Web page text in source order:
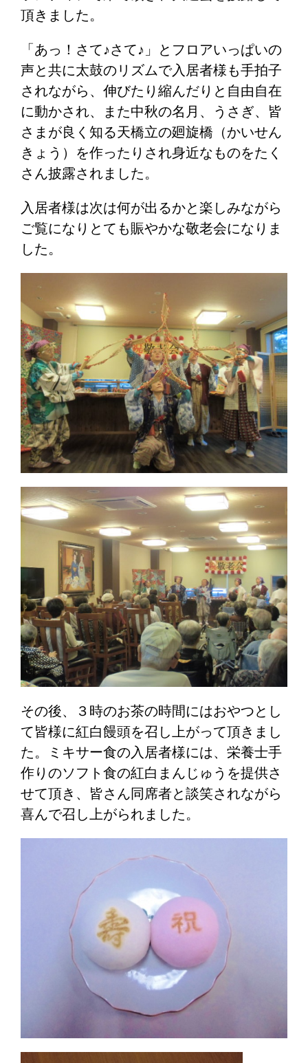
頂きました。
「あっ！さて♪さて♪」とフロアいっぱいの
声と共に太鼓のリズムで入居者様も手拍子
されながら、伸びたり縮んだりと自由自在
に動かされ、また中秋の名月、うさぎ、皆
さまが良く知る天橋立の廻旋橋（かいせん
きょう）を作ったりされ身近なものをたく
さん披露されました。
入居者様は次は何が出るかと楽しみながら
ご覧になりとても賑やかな敬老会になりま
した。
その後、３時のお茶の時間にはおやつとし
て皆様に紅白饅頭を召し上がって頂きまし
た。ミキサー食の入居者様には、栄養士手
作りのソフト食の紅白まんじゅうを提供さ
せて頂き、皆さん同席者と談笑されながら
喜んで召し上がられました。